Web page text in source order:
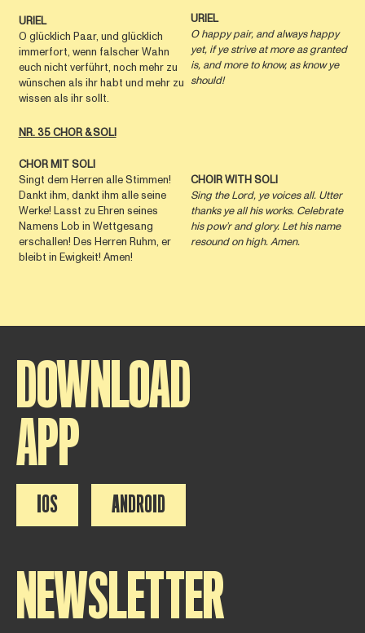
URIEL
O glücklich Paar, und glücklich
immerfort, wenn falscher Wahn
euch nicht verführt, noch mehr zu
wünschen als ihr habt und mehr zu
wissen als ihr sollt.
URIEL
O happy pair, and always happy
yet, if ye strive at more as granted
is, and more to know, as know ye
should!
NR. 35 CHOR & SOLI
CHOR MIT SOLI
Singt dem Herren alle Stimmen!
Dankt ihm, dankt ihm alle seine
Werke! Lasst zu Ehren seines
Namens Lob in Wettgesang
erschallen! Des Herren Ruhm, er
bleibt in Ewigkeit! Amen!
CHOIR WITH SOLI
Sing the Lord, ye voices all. Utter
thanks ye all his works. Celebrate
his pow’r and glory. Let his name
resound on high. Amen.
DOWNLOAD
APP
IOS ANDROID
NEWSLETTER